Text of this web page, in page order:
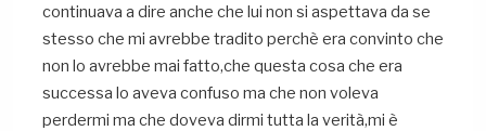
continuava a dire anche che lui non si aspettava da se
stesso che mi avrebbe tradito perchè era convinto che
non lo avrebbe mai fatto,che questa cosa che era
successa lo aveva confuso ma che non voleva
perdermi ma che doveva dirmi tutta la verità,mi è